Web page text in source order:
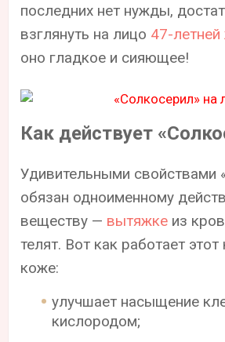
последних нет нужды,
взглянуть на лицо 47-
оно гладкое и сияющее!
Как действует
Удивительными свойствами
обязан одноименному
веществу — вытяжке из
телят. Вот как работает
коже:
улучшает насыщение
кислородом;